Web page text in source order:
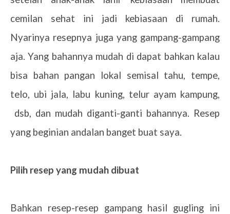
cemilan sehat ini jadi kebiasaan di rumah.
Nyarinya resepnya juga yang gampang-gampang
aja. Yang bahannya mudah di dapat bahkan kalau
bisa bahan pangan lokal semisal tahu, tempe,
telo, ubi jala, labu kuning, telur ayam kampung,
dsb, dan mudah diganti-ganti bahannya. Resep
yang beginian andalan banget buat saya.
Pilih resep yang mudah dibuat
Bahkan resep-resep gampang hasil gugling ini